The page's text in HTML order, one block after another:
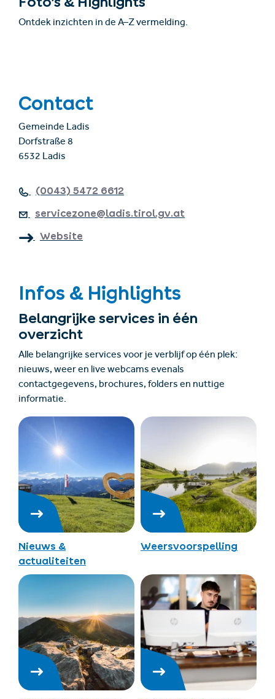
Foto’s & Highlights
Ontdek inzichten in de A–Z vermelding.
Contact
Gemeinde Ladis
Dorfstraße 8
6532 Ladis
(0043) 5472 6612
servicezone@ladis.tirol.gv.at
Website
Infos & Highlights
Belangrijke services in één
overzicht
Alle belangrijke services voor je verblijf op één plek:
nieuws, weer en live webcams evenals
contactgegevens, brochures, folders en nuttige
informatie.
Nieuws &
actualiteiten
Weersvoorspelling